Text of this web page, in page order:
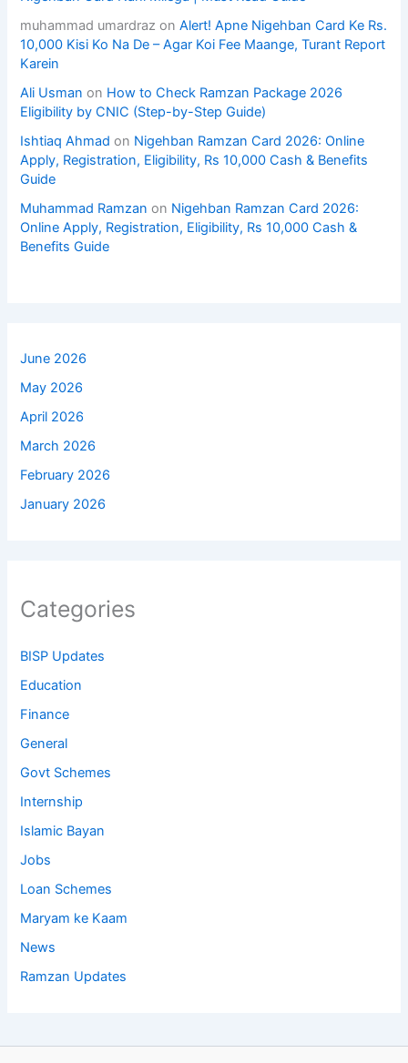
muhammad umardraz onAlert! Apne Nigehban Card Ke Rs.
10,000 Kisi Ko Na De – Agar Koi Fee Maange, Turant Report
Karein
Ali Usman on How to Check Ramzan Package 2026
Eligibility by CNIC (Step-by-Step Guide)
Ishtiaq Ahmad on Nigehban Ramzan Card 2026: Online
Apply, Registration, Eligibility, Rs 10,000 Cash & Benefits
Guide
Muhammad Ramzan on Nigehban Ramzan Card 2026:
Online Apply, Registration, Eligibility, Rs 10,000 Cash &
Benefits Guide
June 2026
May 2026
April 2026
March 2026
February 2026
January 2026
Categories
BISP Updates
Education
Finance
General
Govt Schemes
Internship
Islamic Bayan
Jobs
Loan Schemes
Maryam ke Kaam
News
Ramzan Updates